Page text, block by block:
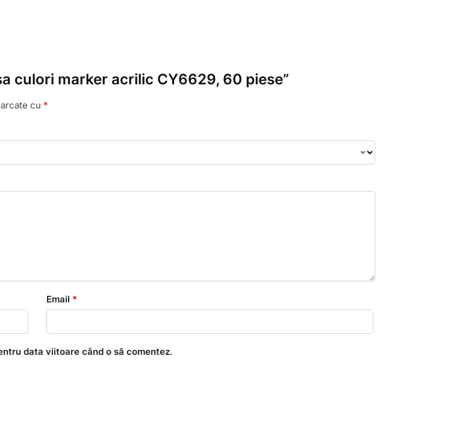
culori marker acrilic CY6629, 60 piese”
cu *
Email *
data viitoare când o să comentez.